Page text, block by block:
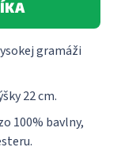
gramáži
22 cm.
100% bavlny,